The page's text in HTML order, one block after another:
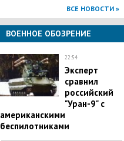
ВСЕ НОВОСТИ »
ВОЕННОЕ ОБОЗРЕНИЕ
22:54
Эксперт
сравнил
российский
"Уран-9" с
американскими
беспилотниками